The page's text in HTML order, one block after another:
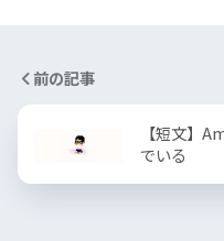
前の記事
【短文】
でいる